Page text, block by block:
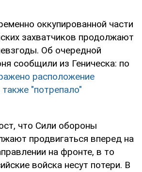
оккупированной части
захватчиков продолжают
Об очередной
сообщили из Геническа: по
расположение
"потрепало"
что Сили обороны
продвигаться вперед на
на фронте, в то
войска несут потери. В